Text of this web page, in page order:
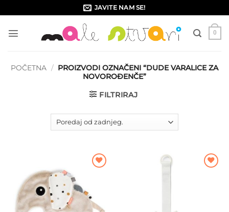
to
content
JAVITE NAM SE!
0
POČETNA / PROIZVODI OZNAČENI “DUDE VARALICE ZA
NOVOROĐENČE”
FILTRIRAJ